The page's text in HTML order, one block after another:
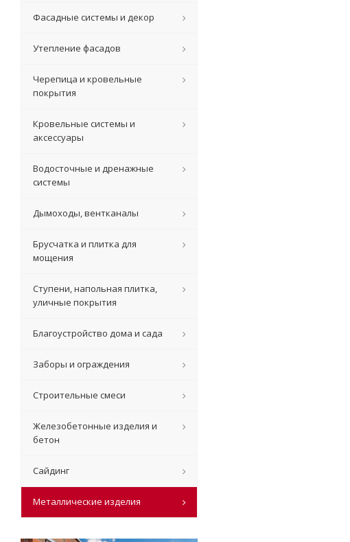
Фасадные системы и декор
Утепление фасадов
Черепица и кровельные
покрытия
Кровельные системы и
аксессуары
Водосточные и дренажные
системы
Дымоходы, вентканалы
Брусчатка и плитка для
мощения
Ступени, напольная плитка,
уличные покрытия
Благоустройство дома и сада
Заборы и ограждения
Строительные смеси
Железобетонные изделия и
бетон
Сайдинг
Металлические изделия